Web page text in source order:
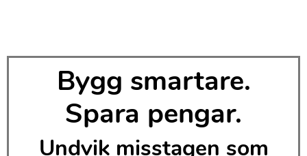
Bygg smartare.
Spara pengar.
Undvik misstagen som